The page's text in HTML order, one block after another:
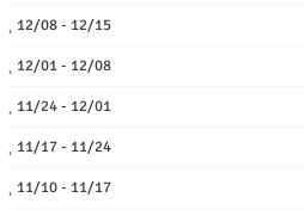
12/08 - 12/15
12/01 - 12/08
11/24 - 12/01
11/17 - 11/24
11/10 - 11/17